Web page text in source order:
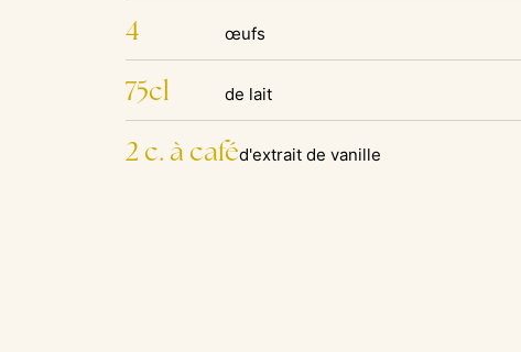
4 œufs
75cl de lait
2 c. à caféd'extrait de vanille